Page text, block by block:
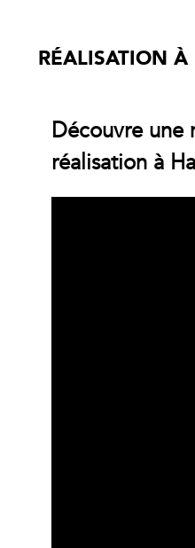
RÉALISATION
Découvre une
réalisation à